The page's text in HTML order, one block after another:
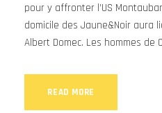
pour y affronter l’US
domicile des Jaune&Noir aura
Albert Domec. Les hommes de
READ MORE